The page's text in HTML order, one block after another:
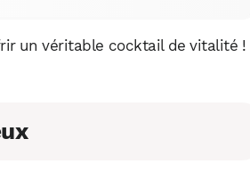
un véritable cocktail de vitalité !